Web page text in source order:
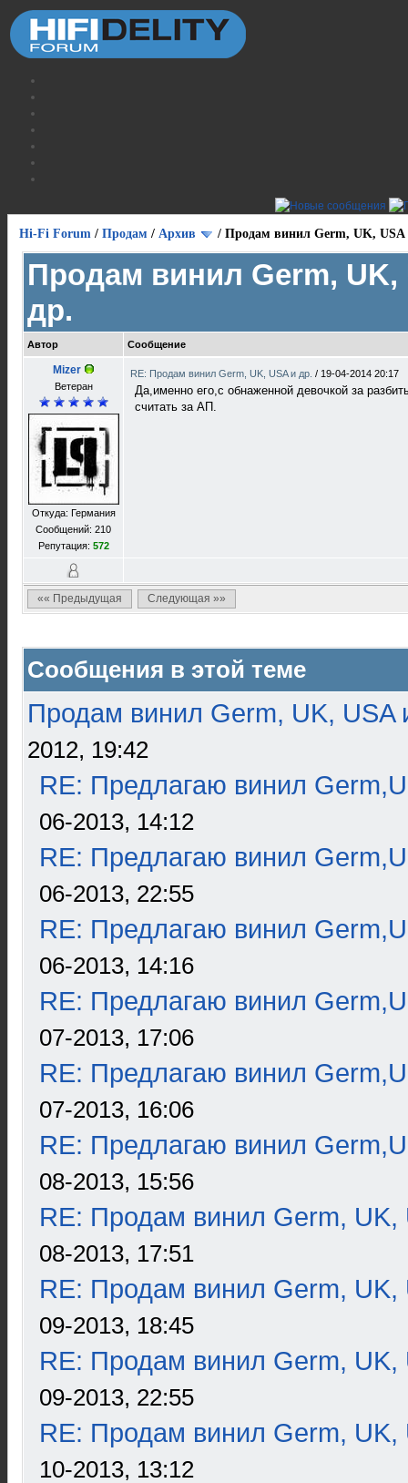
Hi-Fi Forum / Продам / Архив / Продам винил Germ, UK, USA
Продам винил Germ, UK,
др.
Автор Сообщение
Mizer
Ветеран
Откуда: Германия
Сообщений: 210
Репутация: 572
RE: Продам винил Germ, UK, USA и др. / 19-04-2014 20:17
Да,именно его,с обнаженной девочкой за
считать за АП.
«« Предыдущая Следующая »»
Сообщения в этой теме
Продам винил Germ, UK, USA
2012, 19:42
RE: Предлагаю винил
06-2013, 14:12
RE: Предлагаю винил
06-2013, 22:55
RE: Предлагаю винил
06-2013, 14:16
RE: Предлагаю винил
07-2013, 17:06
RE: Предлагаю винил
07-2013, 16:06
RE: Предлагаю винил
08-2013, 15:56
RE: Продам винил Germ, UK,
08-2013, 17:51
RE: Продам винил Germ, UK,
09-2013, 18:45
RE: Продам винил Germ, UK,
09-2013, 22:55
RE: Продам винил Germ, UK,
10-2013, 13:12